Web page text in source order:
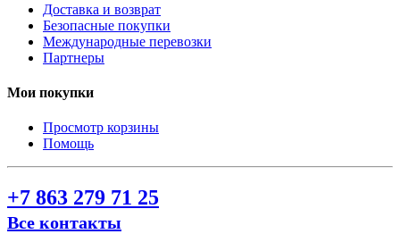
Доставка и возврат
Безопасные покупки
Международные перевозки
Партнеры
Мои покупки
Просмотр корзины
Помощь
+7 863 279 71 25
Все контакты